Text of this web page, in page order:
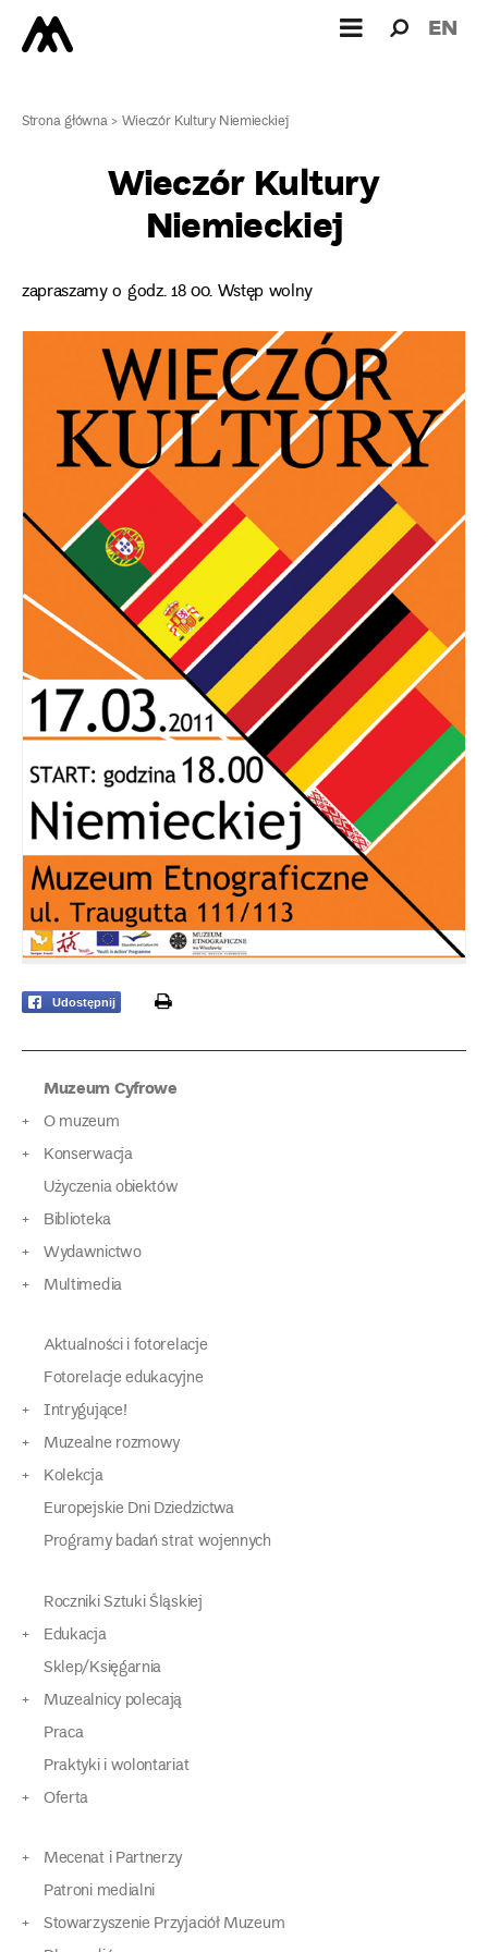
dla: EN
Strona główna>Wieczór Kultury Niemieckiej
Wieczór Kultury
Niemieckiej
zapraszamy o godz. 18 00. Wstęp wolny
Udostępnij print
Muzeum Cyfrowe
O muzeum
Konserwacja
Użyczenia obiektów
Biblioteka
Wydawnictwo
Multimedia
Aktualności i fotorelacje
Fotorelacje edukacyjne
Intrygujące!
Muzealne rozmowy
Kolekcja
Europejskie Dni Dziedzictwa
Programy badań strat wojennych
Roczniki Sztuki Śląskiej
Edukacja
Sklep/Księgarnia
Muzealnicy polecają
Praca
Praktyki i wolontariat
Oferta
Mecenat i Partnerzy
Patroni medialni
Stowarzyszenie Przyjaciół Muzeum